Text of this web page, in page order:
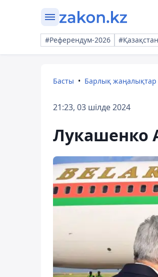
#Референдум-2026
Басты Барлық жаңалықтар
21:23, 03 шілде 2024
Лукашенко